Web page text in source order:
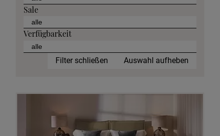
Sale
Verfügbarkeit
Filter schließen Auswahl aufheben